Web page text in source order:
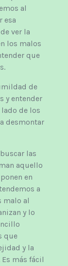
al
esa
ver la
los malos
que
de
y entender
de los
desmontar
las
aquello
en
a
malo al
y lo
que
y la
más fácil